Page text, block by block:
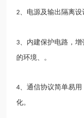
2 、电源及输出隔离设
3 、内建保护电路，
的环境、。
4 、通信协议简单易
化。